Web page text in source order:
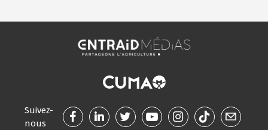
Suivez-
nous